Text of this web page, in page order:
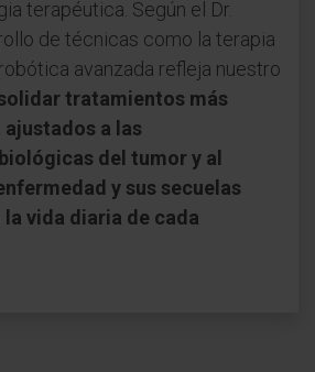
terapéutica. Según el Dr.
de técnicas como la terapia
avanzada refleja nuestro
tratamientos más
a las
del tumor y al
y sus secuelas
la vida diaria de cada